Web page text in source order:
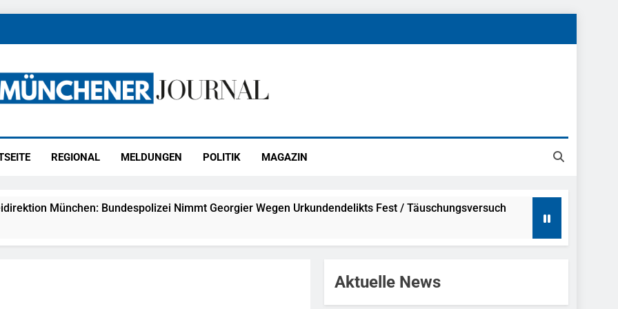
REGIONAL MELDUNGEN POLITIK MAGAZIN
München: Bundespolizei Nimmt Georgier Wegen Urkundendelikts Fest / Täuschungsversuch
München: Notruf Per Knopfdruck / Schnelle Festnahme Nach Sexueller Belästigung
Aktuelle News